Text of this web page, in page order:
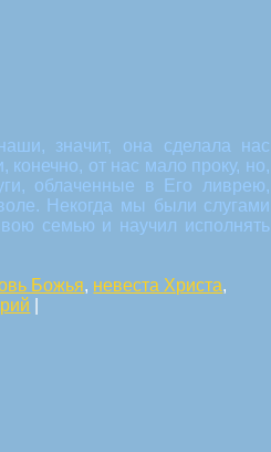
значит, она сделала нас
от нас мало проку, но,
облаченные в Его ливрею,
Некогда мы были слугами
семью и научил исполнять
Божья, невеста Христа,